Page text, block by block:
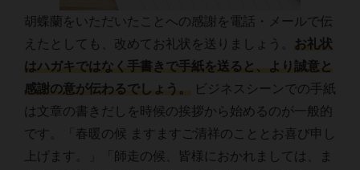
胡蝶蘭をいただいたことへの感謝を電話・メールで伝
えたとしても、改めてお礼状を送りましょう。
お礼状
はハガキではなく手書きで手紙を送ると、より誠意と
感謝の意が伝わるでしょう。
ビジネスシーンでの手紙
は文章の書きだしを時候の挨拶から始めるのが一般的
です。「春暖の候 ますますご清祥のこととお喜び申し
上げます。」「師走の候、皆様におかれましては、ま